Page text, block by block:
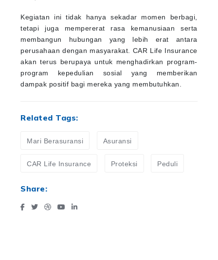
Kegiatan ini tidak hanya sekadar momen berbagi,
tetapi juga mempererat rasa kemanusiaan serta
membangun hubungan yang lebih erat antara
perusahaan dengan masyarakat. CAR Life Insurance
akan terus berupaya untuk menghadirkan program-
program kepedulian sosial yang memberikan
dampak positif bagi mereka yang membutuhkan.
Related Tags:
Mari Berasuransi Asuransi
CAR Life Insurance Proteksi Peduli
Share: